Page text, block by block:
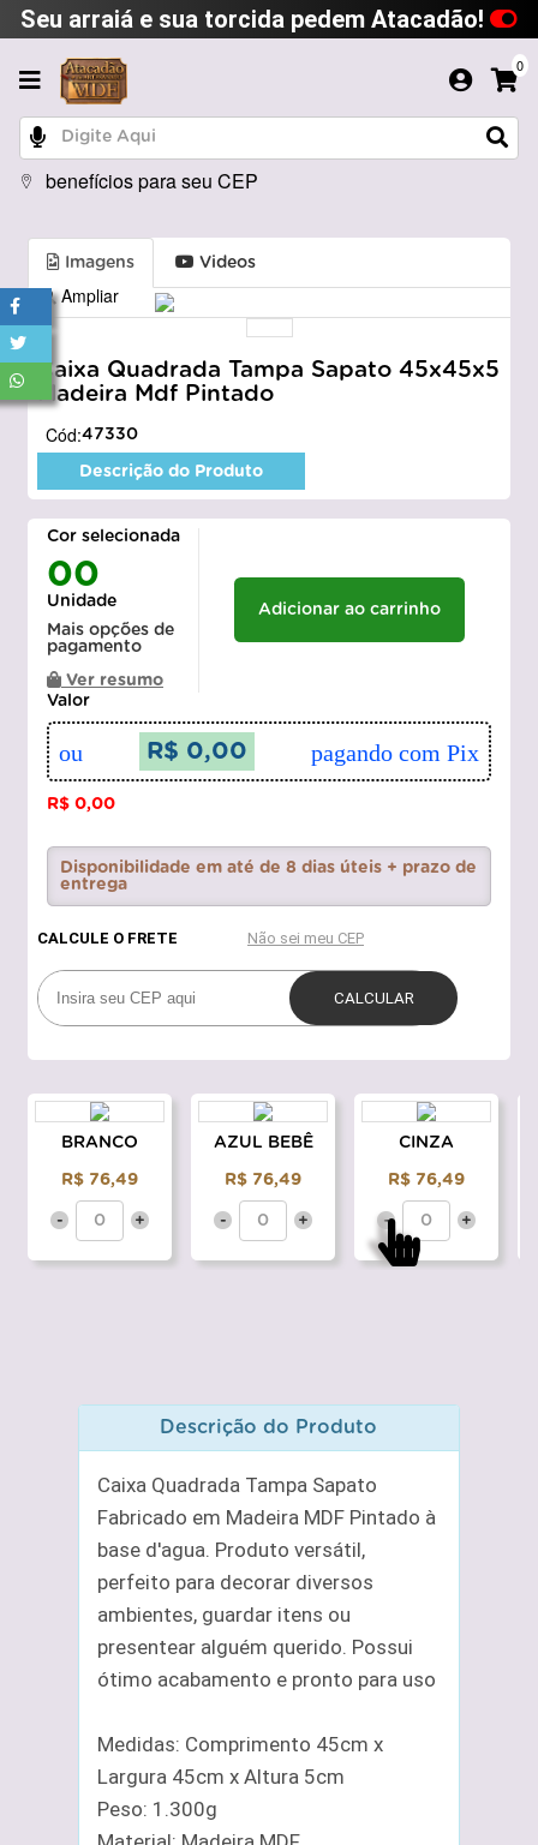
Seu arraiá e sua torcida pedem Atacadão!
0
benefícios para seu CEP
Imagens Videos
Ampliar
Caixa Quadrada Tampa Sapato 45x45x5
Madeira Mdf Pintado
Cód:47330
Descrição do Produto
Cor selecionada
00
Unidade
Mais opções de
pagamento
Ver resumo
Adicionar ao carrinho
Valor
ou R$ 0,00 pagando com Pix
R$ 0,00
Disponibilidade em até de 8 dias úteis + prazo de
entrega
BRANCO
R$ 76,49
- +
AZUL BEBÊ
R$ 76,49
- +
CINZA
R$ 76,49
- +
Descrição do Produto
Caixa Quadrada Tampa Sapato
Fabricado em Madeira MDF Pintado à
base d'agua. Produto versátil,
perfeito para decorar diversos
ambientes, guardar itens ou
presentear alguém querido. Possui
ótimo acabamento e pronto para uso
Medidas: Comprimento 45cm x
Largura 45cm x Altura 5cm
Peso: 1.300g